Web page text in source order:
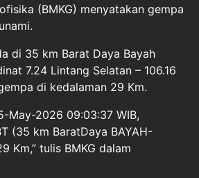
(BMKG) menyatakan gempa
di 35 km Barat Daya Bayah
7.24 Lintang Selatan – 106.16
di kedalaman 29 Km.
May-2026 09:03:37 WIB,
(35 km BaratDaya BAYAH-
Km,” tulis BMKG dalam